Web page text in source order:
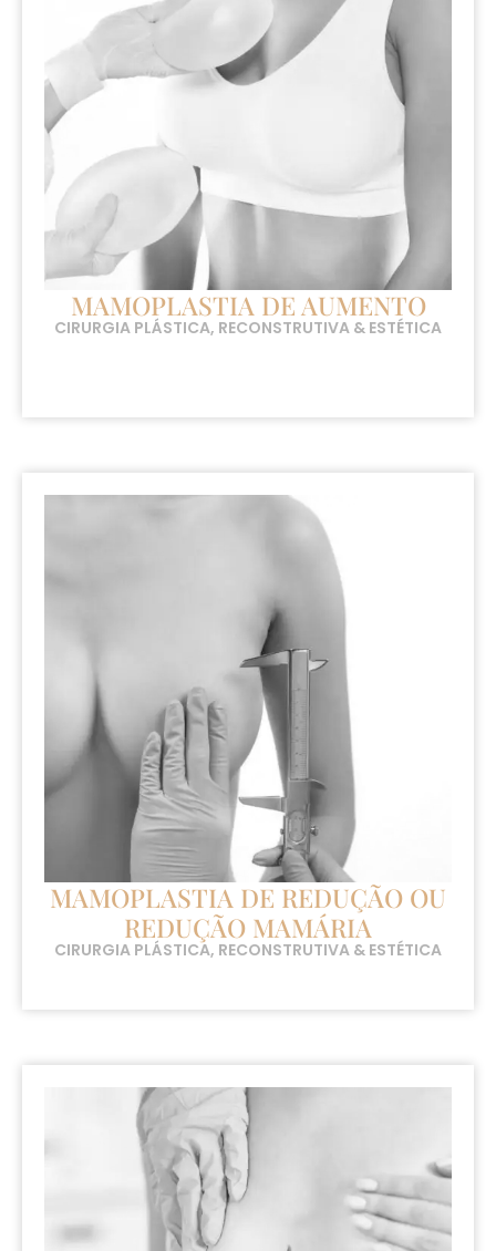
MAMOPLASTIA DE AUMENTO
CIRURGIA PLÁSTICA, RECONSTRUTIVA & ESTÉTICA
MAMOPLASTIA DE REDUÇÃO OU
REDUÇÃO MAMÁRIA
CIRURGIA PLÁSTICA, RECONSTRUTIVA & ESTÉTICA